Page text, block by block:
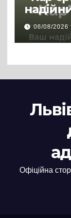
06/08/2026
Офіційна